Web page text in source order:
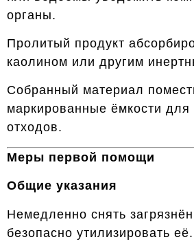
органы.
Пролитый продукт
каолином или другим
Собранный материал
маркированные ёмкости для
отходов.
Меры первой помощи
Общие указания
Немедленно снять
безопасно утилизировать её.